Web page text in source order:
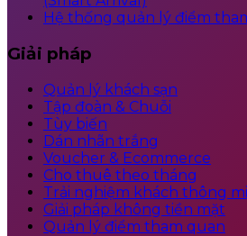
Hệ thống quản lý điểm
Giải pháp
Quản lý khách sạn
Tập đoàn & Chuỗi
Tùy biến
Dán nhãn trắng
Voucher & Ecommerce
Cho thuê theo tháng
Trải nghiệm khách thông
Giải pháp không tiền mặt
Quản lý điểm tham quan